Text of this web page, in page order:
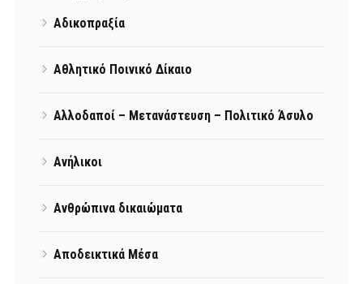
Αδικοπραξία
Αθλητικό Ποινικό Δίκαιο
Αλλοδαποί – Μετανάστευση – Πολιτικό Άσυλο
Ανήλικοι
Ανθρώπινα δικαιώματα
Αποδεικτικά Μέσα